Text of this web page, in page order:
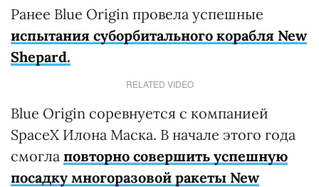
Ранее Blue Origin провела успешные
испытания суборбитального корабля New
Shepard.
RELATED VIDEO
Blue Origin соревнуется с компанией
SpaceX Илона Маска. В начале этого года
смогла повторно совершить успешную
посадку многоразовой ракеты New